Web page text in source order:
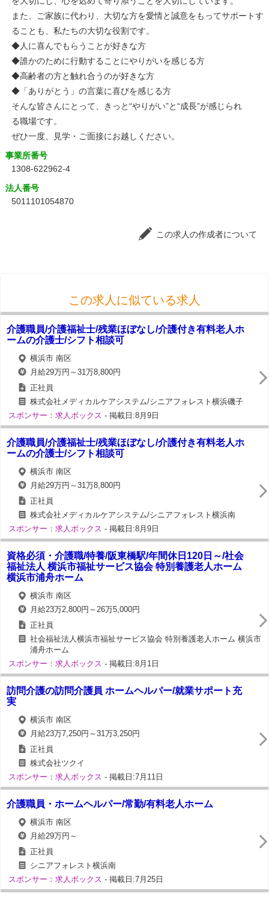
また、ご家族に代わり、大切な方を愛情と誠意をもってサポートす
ることも、私たちの大切な役割です。
◆人に喜んでもらうことが好きな方
◆誰かのために行動することにやりがいを感じる方
◆高齢者の方と触れ合うのが好きな方
◆「ありがとう」の言葉に喜びを感じる方
そんな皆さんにとって、きっと“やりがい”と“成長”が感じられ
る職場です。
ぜひ一度、見学・ご面接にお越しください。
事業所番号
1308-622962-4
法人番号
5011101054870
この求人の作成者について
この求人に似ている求人
介護職員/介護福祉士/残業ほぼなし/介護付き有料老人ホ
ームの介護士/シフト相談可
横浜市 南区
月給29万円～31万8,800円
正社員
株式会社メディカルケアシステム/シニアフォレスト横浜磯子
スポンサー：求人ボックス - 掲載日:8月9日
介護職員/介護福祉士/残業ほぼなし/介護付き有料老人ホ
ームの介護士/シフト相談可
横浜市 南区
月給29万円～31万8,800円
正社員
株式会社メディカルケアシステム/シニアフォレスト横浜南
スポンサー：求人ボックス - 掲載日:8月9日
資格必須・介護職/特養/阪東橋駅/年間休日120日～/社会
福祉法人 横浜市福祉サービス協会 特別養護老人ホーム
横浜市浦舟ホーム
横浜市 南区
月給23万2,800円～26万5,000円
正社員
社会福祉法人横浜市福祉サービス協会 特別養護老人ホーム 横浜市
浦舟ホーム
スポンサー：求人ボックス - 掲載日:8月1日
訪問介護の訪問介護員 ホームヘルパー/就業サポート充
実
横浜市 南区
月給23万7,250円～31万3,250円
正社員
株式会社ツクイ
スポンサー：求人ボックス - 掲載日:7月11日
介護職員・ホームヘルパー/常勤/有料老人ホーム
横浜市 南区
月給29万円～
正社員
シニアフォレスト横浜南
スポンサー：求人ボックス - 掲載日:7月25日